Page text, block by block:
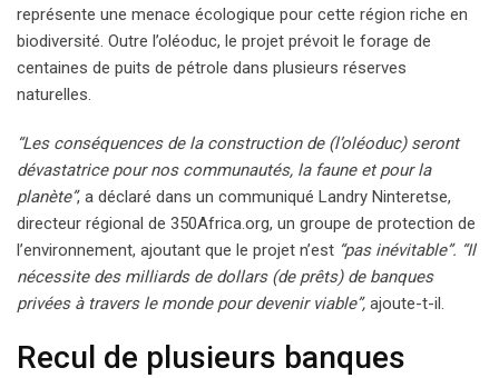
représente une menace écologique pour cette région riche en
biodiversité. Outre l’oléoduc, le projet prévoit le forage de
centaines de puits de pétrole dans plusieurs réserves
naturelles.
“Les conséquences de la construction de (l’oléoduc) seront
dévastatrice pour nos communautés, la faune et pour la
planète”, a déclaré dans un communiqué Landry Ninteretse,
directeur régional de 350Africa.org, un groupe de protection de
l’environnement, ajoutant que le projet n’est “pas inévitable”. “Il
nécessite des milliards de dollars (de prêts) de banques
privées à travers le monde pour devenir viable”, ajoute-t-il.
Recul de plusieurs banques